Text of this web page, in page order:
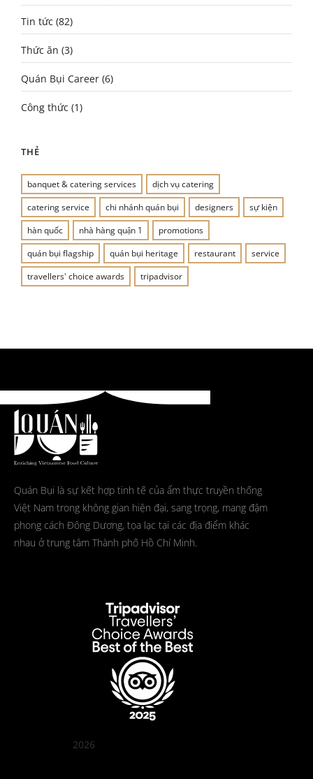
Tin tức (82)
Thức ăn (3)
Quán Bụi Career (6)
Công thức (1)
THẺ
banquet & catering services
dịch vụ catering
catering service
chi nhánh quán bụi designers
sự kiện
hàn quốc
nhà hàng quận 1
promotions
quán bụi flagship
quán bụi heritage restaurant
service
travellers' choice awards
tripadvisor
Quán Bụi là sự kết hợp tinh tế của ẩm thực truyền thống
Việt Nam trong không gian hiện đại, sang trọng, mang đậm
phong cách Đông Dương, tọa lạc tại các địa điểm khác
nhau ở trung tâm Thành phố Hồ Chí Minh.
2026